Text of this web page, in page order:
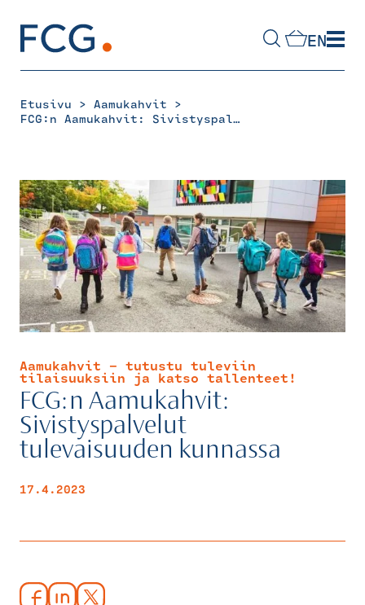
content
EN
Etusivu > Aamukahvit >
FCG:n Aamukahvit: Sivistyspalvelut tulevaisuuden kunnassa
Aamukahvit - tutustu tuleviin
tilaisuuksiin ja katso tallenteet!
FCG:n Aamukahvit:
Sivistyspalvelut
tulevaisuuden kunnassa
17.4.2023